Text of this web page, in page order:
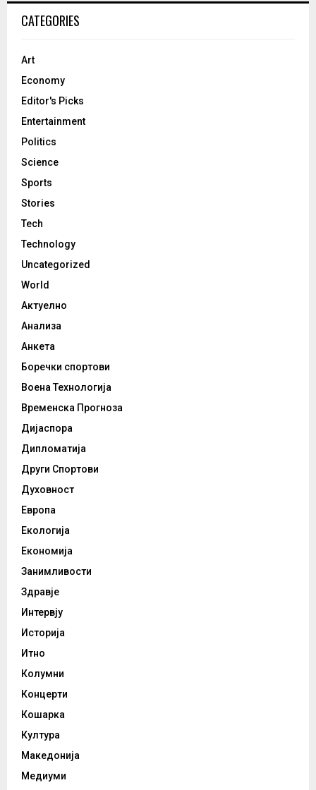
CATEGORIES
Art
Economy
Editor's Picks
Entertainment
Politics
Science
Sports
Stories
Tech
Technology
Uncategorized
World
Актуелно
Анализа
Анкета
Боречки спортови
Воена Технологија
Временска Прогноза
Дијаспора
Дипломатија
Други Спортови
Духовност
Европа
Екологија
Економија
Занимливости
Здравје
Интервју
Историја
Итно
Колумни
Концерти
Кошарка
Култура
Македонија
Медиуми